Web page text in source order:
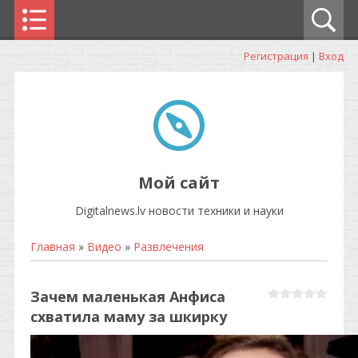
Регистрация | Вход
Мой сайт
Digitalnews.lv новости техники и науки
Главная » Видео » Развлечения
Зачем маленькая Анфиса
схватила маму за шкирку